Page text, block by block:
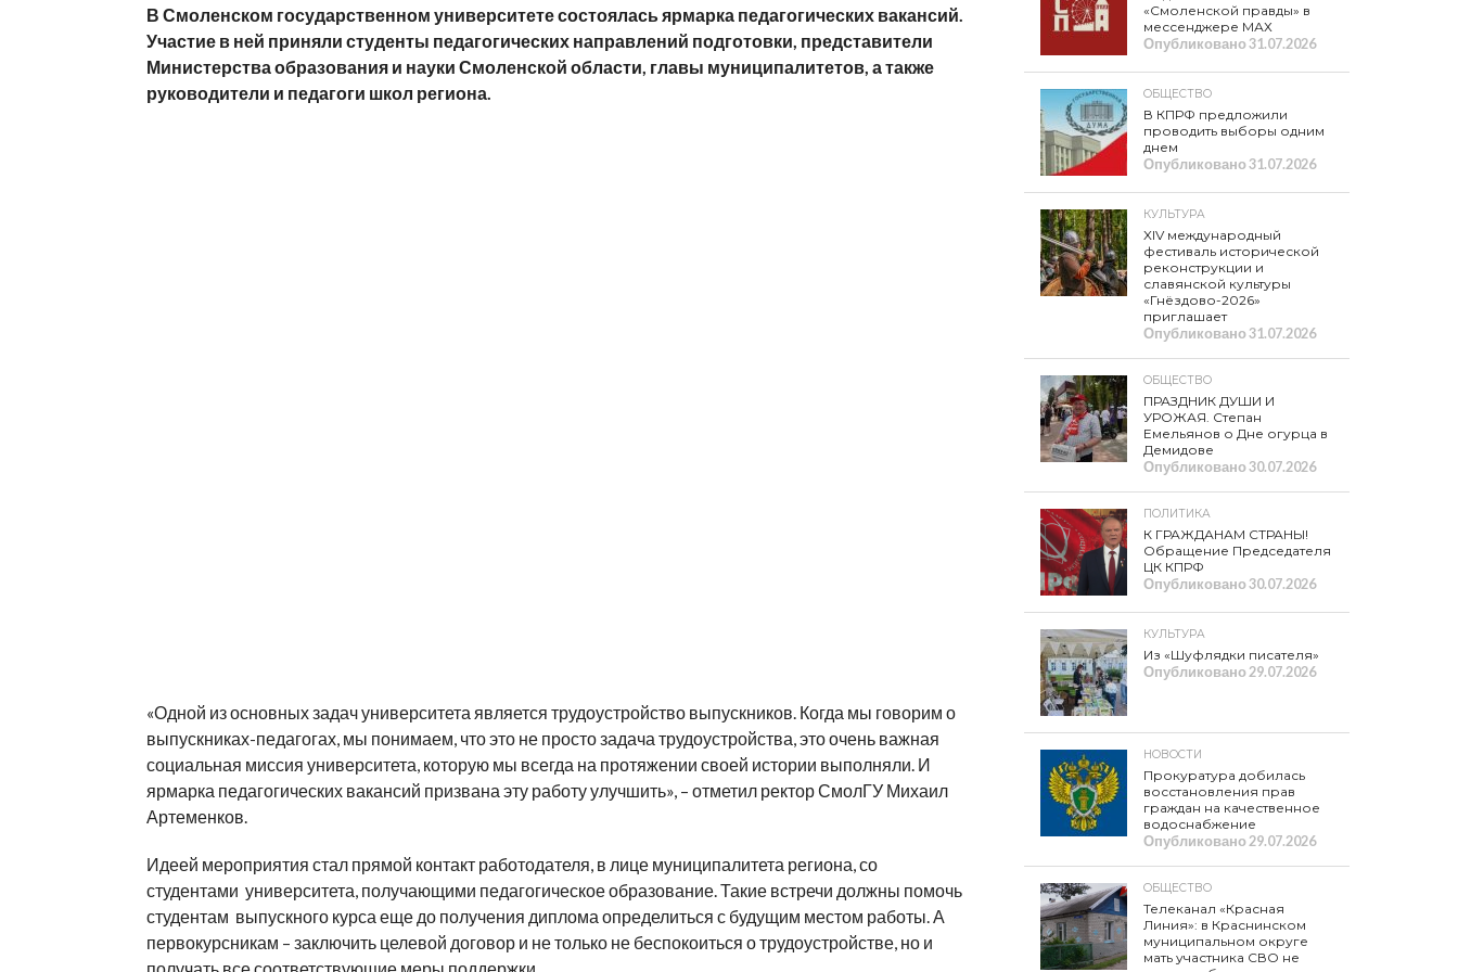
В Смоленском государственном университете состоялась ярмарка педагогических вакансий.
Участие в ней приняли студенты педагогических направлений подготовки, представители
Министерства образования и науки Смоленской области, главы муниципалитетов, а также
руководители и педагоги школ региона.
«Одной из основных задач университета является трудоустройство выпускников. Когда мы говорим о
выпускниках-педагогах, мы понимаем, что это не просто задача трудоустройства, это очень важная
социальная миссия университета, которую мы всегда на протяжении своей истории выполняли. И
ярмарка педагогических вакансий призвана эту работу улучшить», – отметил ректор СмолГУ Михаил
Артеменков.
Идеей мероприятия стал прямой контакт работодателя, в лице муниципалитета региона, со
студентами университета, получающими педагогическое образование. Такие встречи должны помочь
студентам выпускного курса еще до получения диплома определиться с будущим местом работы. А
первокурсникам – заключить целевой договор и не только не беспокоиться о трудоустройстве, но и
получать все соответствующие меры поддержки.
«Смоленской правды» в
мессенджере МАХ
Опубликовано31.07.2026
ОБЩЕСТВО
В КПРФ предложили
проводить выборы одним
днем
Опубликовано31.07.2026
КУЛЬТУРА
XIV международный
фестиваль исторической
реконструкции и
славянской культуры
«Гнёздово-2026»
приглашает
Опубликовано31.07.2026
ОБЩЕСТВО
ПРАЗДНИК ДУШИ И
УРОЖАЯ. Степан
Емельянов о Дне огурца в
Демидове
Опубликовано30.07.2026
ПОЛИТИКА
К ГРАЖДАНАМ СТРАНЫ!
Обращение Председателя
ЦК КПРФ
Опубликовано30.07.2026
КУЛЬТУРА
Из «Шуфлядки писателя»
Опубликовано29.07.2026
НОВОСТИ
Прокуратура добилась
восстановления прав
граждан на качественное
водоснабжение
Опубликовано29.07.2026
ОБЩЕСТВО
Телеканал «Красная
Линия»: в Краснинском
муниципальном округе
мать участника СВО не